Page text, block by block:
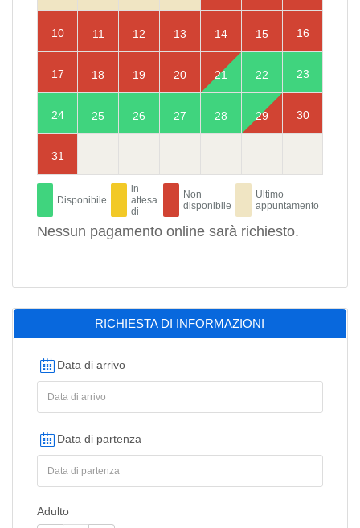
10 11 12 13 14 15 16
17 18 19 20 21 22 23
24 25 26 27 28 29 30
31
Disponibile
in
attesa
di
Non
disponibile
Ultimo
appuntamento
Nessun pagamento online sarà richiesto.
RICHIESTA DI INFORMAZIONI
Data di arrivo
Data di partenza
Adulto